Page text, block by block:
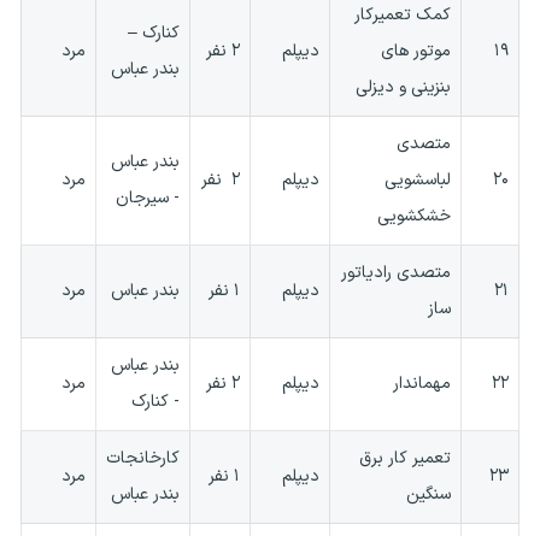
۱۹
کمک تعمیرکار
موتور های
بنزینی و دیزلی
دیپلم ۲ نفر
کنارک –
بندر عباس
مرد
۲۰
متصدی
لباسشویی
خشکشویی
دیپلم ۲ نفر
بندر عباس
- سیرجان
مرد
۲۱
متصدی رادیاتور
ساز
دیپلم ۱ نفر بندر عباس مرد
۲۲ مهماندار دیپلم ۲ نفر
بندر عباس
- کنارک
مرد
۲۳
تعمیر کار برق
سنگین
دیپلم ۱ نفر
کارخانجات
بندر عباس
مرد